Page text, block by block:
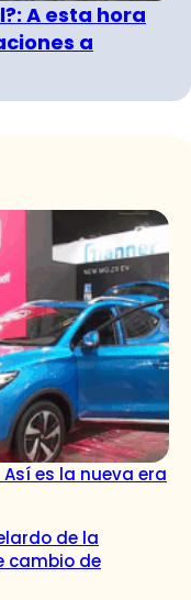
A esta hora
a
es la nueva era
de la
cambio de